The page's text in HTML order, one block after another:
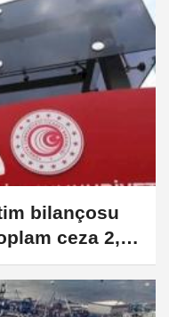
bilançosu
ceza 2,6